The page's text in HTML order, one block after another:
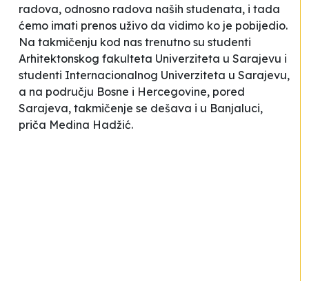
radova, odnosno radova naših studenata, i tada
ćemo imati prenos uživo da vidimo ko je pobijedio.
Na takmičenju kod nas trenutno su studenti
Arhitektonskog fakulteta Univerziteta u Sarajevu i
studenti Internacionalnog Univerziteta u Sarajevu,
a na području Bosne i Hercegovine, pored
Sarajeva, takmičenje se dešava i u Banjaluci,
priča Medina Hadžić.